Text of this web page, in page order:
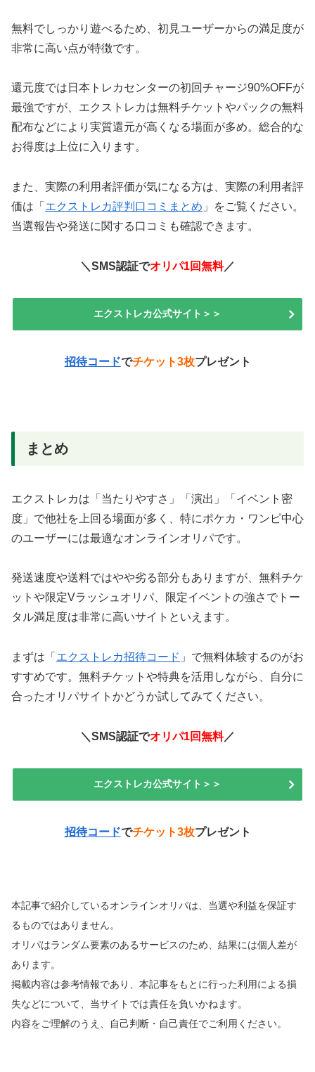
無料でしっかり遊べるため、初見ユーザーからの満足度が
非常に高い点が特徴です。
還元度では日本トレカセンターの初回チャージ90%OFFが
最強ですが、エクストレカは無料チケットやパックの無料
配布などにより実質還元が高くなる場面が多め。総合的な
お得度は上位に入ります。
また、実際の利用者評価が気になる方は、実際の利用者評
価は「 エクストレカ評判口コミまとめ 」をご覧ください。
当選報告や発送に関する口コミも確認できます。
＼SMS認証でオリパ1回無料／
エクストレカ公式サイト＞＞
招待コードでチケット3枚プレゼント
まとめ
エクストレカは「当たりやすさ」「演出」「イベント密
度」で他社を上回る場面が多く、特にポケカ・ワンピ中心
のユーザーには最適なオンラインオリパです。
発送速度や送料ではやや劣る部分もありますが、無料チケ
ットや限定Vラッシュオリパ、限定イベントの強さでトー
タル満足度は非常に高いサイトといえます。
まずは「 エクストレカ招待コード 」で無料体験するのがお
すすめです。無料チケットや特典を活用しながら、自分に
合ったオリパサイトかどうか試してみてください。
＼SMS認証でオリパ1回無料／
エクストレカ公式サイト＞＞
招待コードでチケット3枚プレゼント
本記事で紹介しているオンラインオリパは、当選や利益を保証す
るものではありません。
オリパはランダム要素のあるサービスのため、結果には個人差が
あります。
掲載内容は参考情報であり、本記事をもとに行った利用による損
失などについて、当サイトでは責任を負いかねます。
内容をご理解のうえ、自己判断・自己責任でご利用ください。